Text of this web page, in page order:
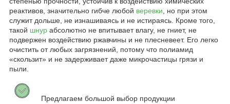
реактивов, значительно гибче любой веревки, но при этом
служит дольше, не изнашиваясь и не истираясь. Кроме того,
такой шнур абсолютно не впитывает влагу, не гниет, не
подвержен воздействию ржавчины и не плесневеет. Его легко
очистить от любых загрязнений, потому что полиамид
«скользит» и не задерживает даже микрочастицы грязи и
пыли.
Предлагаем большой выбор продукции